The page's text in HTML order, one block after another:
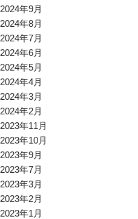
2024年9月
2024年8月
2024年7月
2024年6月
2024年5月
2024年4月
2024年3月
2024年2月
2023年11月
2023年10月
2023年9月
2023年7月
2023年3月
2023年2月
2023年1月